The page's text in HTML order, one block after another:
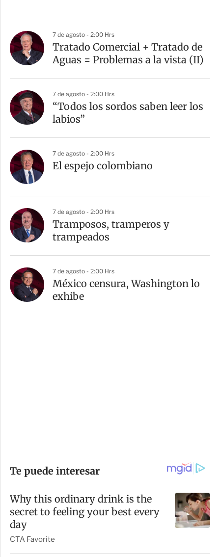
7 de agosto - 2:00 Hrs
Tratado Comercial + Tratado de
Aguas = Problemas a la vista (II)
7 de agosto - 2:00 Hrs
“Todos los sordos saben leer los
labios”
7 de agosto - 2:00 Hrs
El espejo colombiano
7 de agosto - 2:00 Hrs
Tramposos, tramperos y
trampeados
7 de agosto - 2:00 Hrs
México censura, Washington lo
exhibe